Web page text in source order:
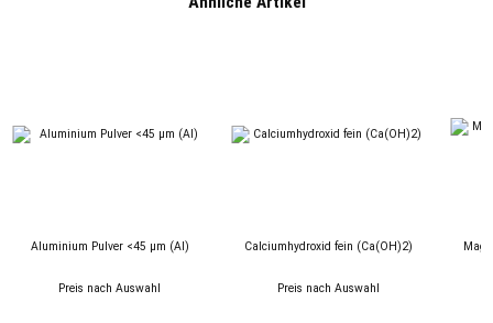
Aluminium Pulver <45 µm (Al)
Preis nach Auswahl
Calciumhydroxid fein (Ca(OH)2)
Preis nach Auswahl